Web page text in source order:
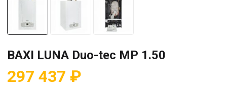
BAXI LUNA Duo-tec MP 1.50
297 437 ₽